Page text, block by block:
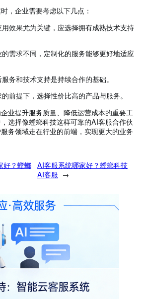
，企业需要考虑以下几点：
效果尤为关键，应选择拥有成熟技术支持
需求不同，定制化的服务能够更好地适应
务和技术支持是持续合作的基础。
前提下，选择性价比高的产品与服务。
业提升服务质量、降低运营成本的重要工
选择像螳螂科技这样可靠的AI客服合作伙
务领域走在行业的前端，实现更大的业务
好？螳螂
AI客服系统哪家好？螳螂科技
AI客服 →